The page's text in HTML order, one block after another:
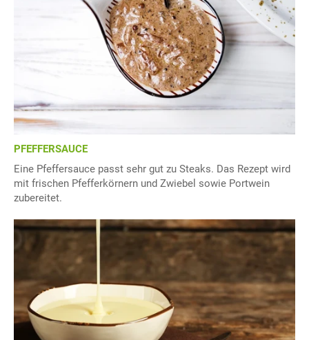
PFEFFERSAUCE
Eine Pfeffersauce passt sehr gut zu Steaks. Das Rezept wird
mit frischen Pfefferkörnern und Zwiebel sowie Portwein
zubereitet.